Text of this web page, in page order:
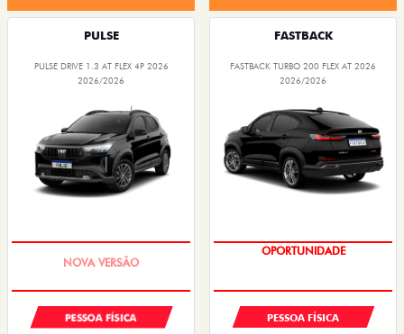
PULSE
PULSE DRIVE 1.3 AT FLEX 4P 2026
2026/2026
PESSOA FÍSICA
FASTBACK
FASTBACK TURBO 200 FLEX AT 2026
2026/2026
OPORTUNIDADE
PESSOA FÍSICA